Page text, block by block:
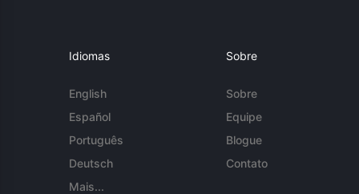
Idiomas
English
Español
Português
Deutsch
Mais...
Sobre
Sobre
Equipe
Blogue
Contato